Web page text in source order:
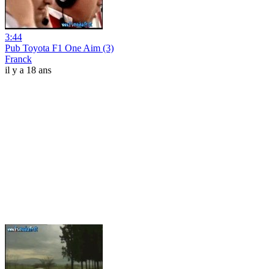
3:44
Pub Toyota F1 One Aim (3)
Franck
il y a 18 ans